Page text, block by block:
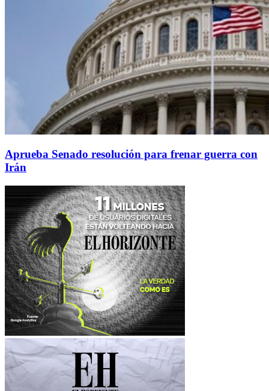
Aprueba Senado resolución para frenar guerra con
Irán